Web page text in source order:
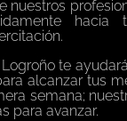
te
alcanzar tus
semana;
para avanzar.